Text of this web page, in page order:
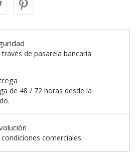
de pasarela bancaria
de 48 / 72 horas desde la
comerciales.